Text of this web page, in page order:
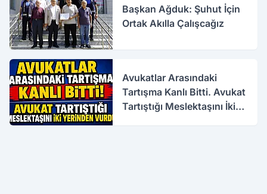
Başkan Ağduk: Şuhut İçin
Ortak Akılla Çalışcağız
Avukatlar Arasındaki
Tartışma Kanlı Bitti. Avukat
Tartıştığı Meslektaşını İki